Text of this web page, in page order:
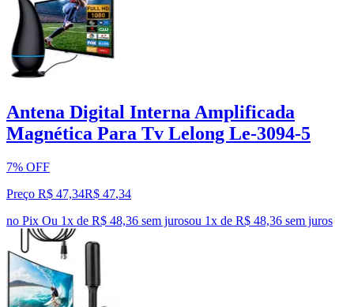
Antena Digital Interna Amplificada
Magnética Para Tv Lelong Le-3094-5
7% OFF
Preço R$ 47,34R$ 47,34
no Pix Ou 1x de R$ 48,36 sem jurosou 1x de R$ 48,36 sem juros